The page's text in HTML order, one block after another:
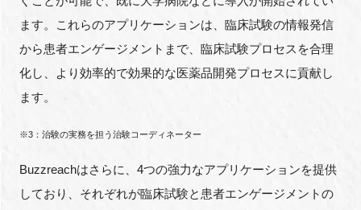
ます。これらのアプリケーションは、臨床試験の情報発信
から患者エンゲージメントまで、臨床試験プロセスを合理
化し、より効率的で効果的な医薬品開発プロセスに貢献し
ます。
※3：治験の実務を担う治験コーディネーター
Buzzreachはさらに、4つの強力なアプリケーションを提供
しており、それぞれが臨床試験と患者エンゲージメントの